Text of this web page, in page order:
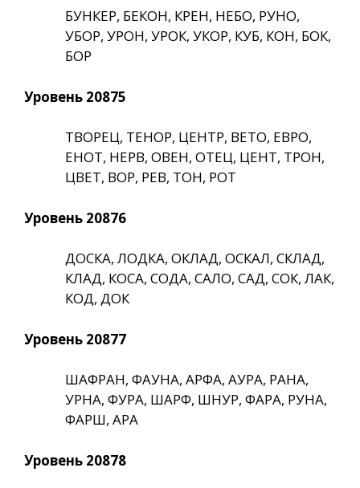
БУНКЕР, БЕКОН, КРЕН, НЕБО, РУНО,
УБОР, УРОН, УРОК, УКОР, КУБ, КОН, БОК,
БОР
Уровень 20875
ТВОРЕЦ, ТЕНОР, ЦЕНТР, ВЕТО, ЕВРО,
ЕНОТ, НЕРВ, ОВЕН, ОТЕЦ, ЦЕНТ, ТРОН,
ЦВЕТ, ВОР, РЕВ, ТОН, РОТ
Уровень 20876
ДОСКА, ЛОДКА, ОКЛАД, ОСКАЛ, СКЛАД,
КЛАД, КОСА, СОДА, САЛО, САД, СОК, ЛАК,
КОД, ДОК
Уровень 20877
ШАФРАН, ФАУНА, АРФА, АУРА, РАНА,
УРНА, ФУРА, ШАРФ, ШНУР, ФАРА, РУНА,
ФАРШ, АРА
Уровень 20878